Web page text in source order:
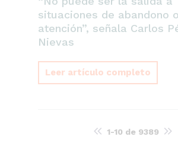
situaciones de abandono
atención”, señala Carlos
Nievas
Leer artículo completo
1-10 de 9389